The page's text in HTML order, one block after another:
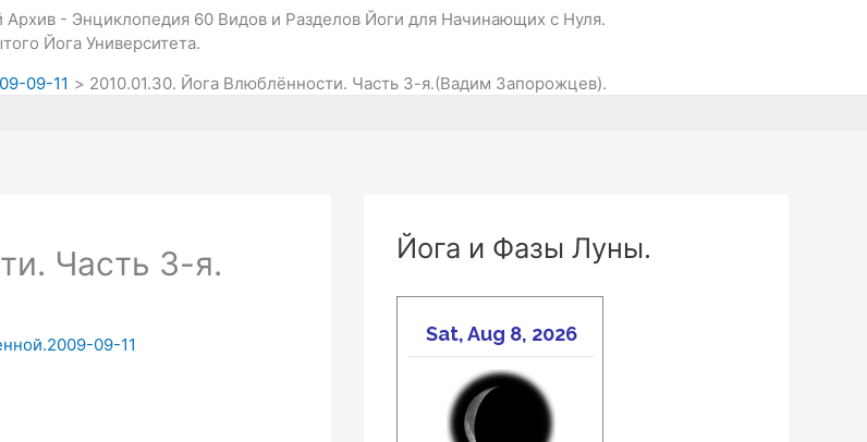
Архив - Энциклопедия 60 Видов и Разделов Йоги для Начинающих с Нуля.
Йога Университета.
09-11 2010.01.30. Йога Влюблённости. Часть 3-я.(Вадим Запорожцев).
Часть 3-я.
09-11
Йога и Фазы Луны.